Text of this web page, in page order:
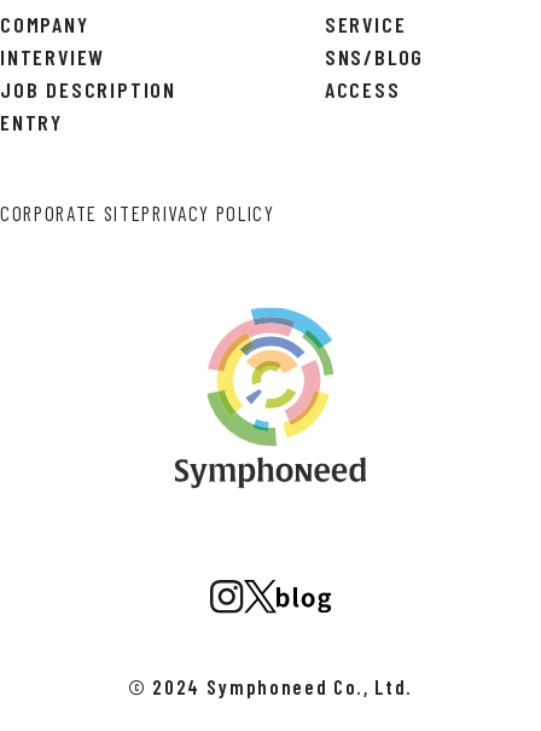
COMPANY
SERVICE
INTERVIEW
SNS/BLOG
JOB DESCRIPTION
ACCESS
ENTRY
CORPORATE SITEPRIVACY POLICY
© 2024 Symphoneed Co., Ltd.